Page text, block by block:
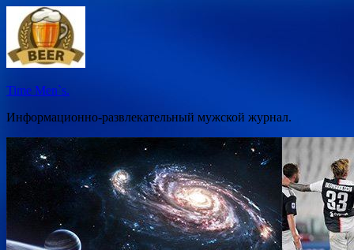
Перейти
содержимому
Time Men`s.
Информационно-развлекательный мужской журнал.